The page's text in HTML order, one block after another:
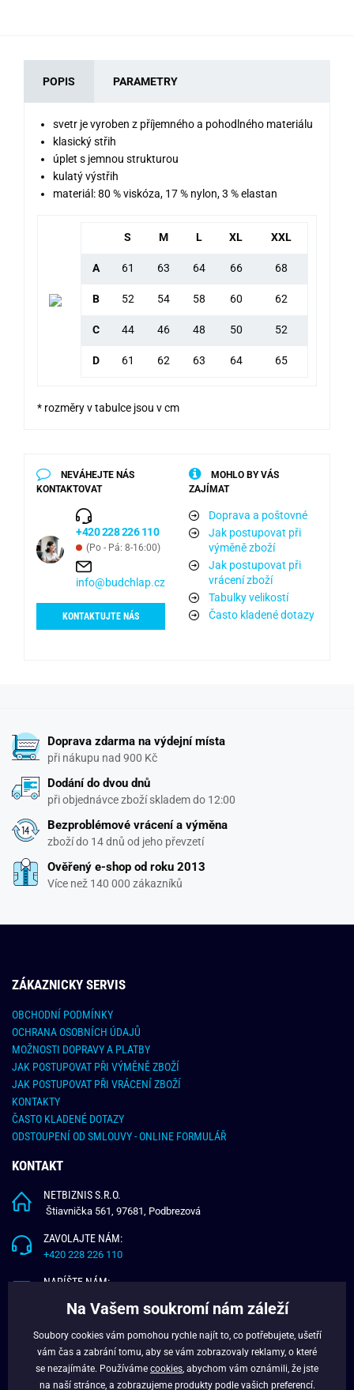
POPIS PARAMETRY
svetr je vyroben z příjemného a pohodlného materiálu
klasický střih
úplet s jemnou strukturou
kulatý výstřih
materiál: 80 % viskóza, 17 % nylon, 3 % elastan
S M L XL XXL
A 61 63 64 66 68
B 52 54 58 60 62
C 44 46 48 50 52
D 61 62 63 64 65
* rozměry v tabulce jsou v cm
NEVÁHEJTE NÁS
KONTAKTOVAT
+420 228 226 110
(Po - Pá: 8-16:00)
info@budchlap.cz
KONTAKTUJTE NÁS
MOHLO BY VÁS
ZAJÍMAT
Doprava a poštovné
Jak postupovat při
výměně zboží
Jak postupovat při
vrácení zboží
Tabulky velikostí
Často kladené dotazy
Doprava zdarma na výdejní místa
při nákupu nad 900 Kč
Dodání do dvou dnů
při objednávce zboží skladem do 12:00
Bezproblémové vrácení a výměna
zboží do 14 dnů od jeho převzetí
Ověřený e-shop od roku 2013
Více než 140 000 zákazníků
ZÁKAZNICKY SERVIS
OBCHODNÍ PODMÍNKY
OCHRANA OSOBNÍCH ÚDAJŮ
MOŽNOSTI DOPRAVY A PLATBY
JAK POSTUPOVAT PŘI VÝMĚNĚ ZBOŽÍ
JAK POSTUPOVAT PŘI VRÁCENÍ ZBOŽÍ
KONTAKTY
ČASTO KLADENÉ DOTAZY
ODSTOUPENÍ OD SMLOUVY - ONLINE FORMULÁŘ
KONTAKT
NETBIZNIS S.R.O.
Štiavnička 561, 97681, Podbrezová
ZAVOLAJTE NÁM:
+420 228 226 110
NAPÍŠTE NÁM:
O NÁS
VĚRNOSTNÍ PROGRAM
Na Vašem soukromí nám záleží
Soubory cookies vám pomohou rychle najít to, co potřebujete, ušetří
vám čas a zabrání tomu, aby se vám zobrazovaly reklamy, o které
se nezajímáte. Používáme cookies , abychom vám oznámili, že jste
na naší stránce, a zobrazujeme produkty podle vašich preferencí.